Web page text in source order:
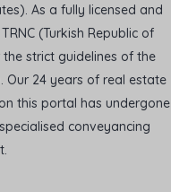
As a fully licensed and
(Turkish Republic of
strict guidelines of the
Our 24 years of real estate
this portal has undergone
conveyancing